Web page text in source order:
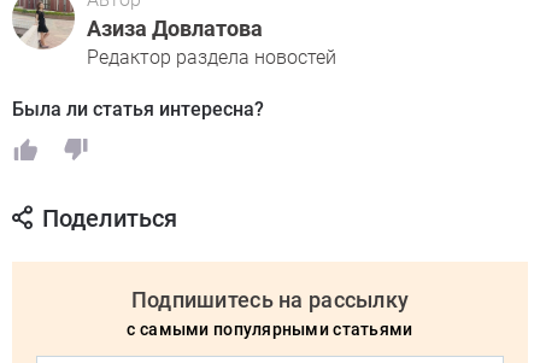
Азиза Довлатова
Редактор раздела новостей
Была ли статья интересна?
Поделиться
Подпишитесь на рассылку
с самыми популярными статьями